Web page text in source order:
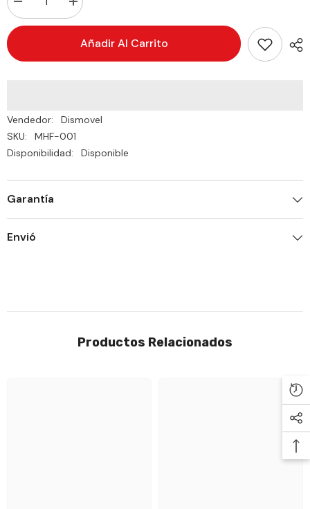
Decrementar
cantidad
de
con
001
Incrementar
cantidad
de
Manija
100LB
001
Añadir Al Carrito
Vendedor:
Dismovel
SKU:
MHF-001
Disponibilidad:
Disponible
Garantía
Envió
Productos Relacionados